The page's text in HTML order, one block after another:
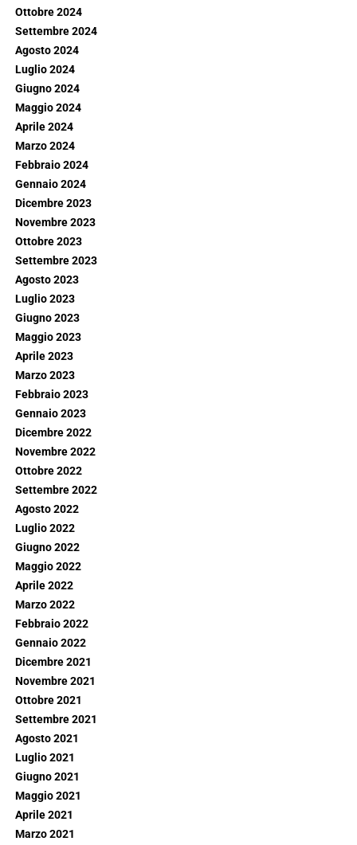
Ottobre 2024
Settembre 2024
Agosto 2024
Luglio 2024
Giugno 2024
Maggio 2024
Aprile 2024
Marzo 2024
Febbraio 2024
Gennaio 2024
Dicembre 2023
Novembre 2023
Ottobre 2023
Settembre 2023
Agosto 2023
Luglio 2023
Giugno 2023
Maggio 2023
Aprile 2023
Marzo 2023
Febbraio 2023
Gennaio 2023
Dicembre 2022
Novembre 2022
Ottobre 2022
Settembre 2022
Agosto 2022
Luglio 2022
Giugno 2022
Maggio 2022
Aprile 2022
Marzo 2022
Febbraio 2022
Gennaio 2022
Dicembre 2021
Novembre 2021
Ottobre 2021
Settembre 2021
Agosto 2021
Luglio 2021
Giugno 2021
Maggio 2021
Aprile 2021
Marzo 2021